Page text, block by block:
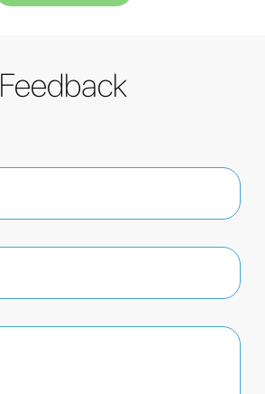
Feedback